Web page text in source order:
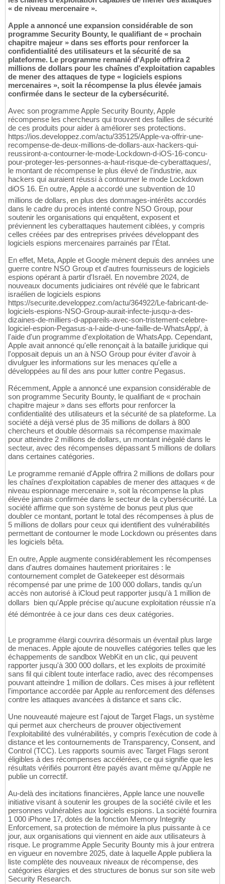
« de niveau mercenaire ».
Apple a annoncé une expansion considérable de son
programme Security Bounty, le qualifiant de « prochain
chapitre majeur » dans ses efforts pour renforcer la
confidentialité des utilisateurs et la sécurité de sa
plateforme. Le programme remanié d'Apple offrira 2
millions de dollars pour les chaînes d'exploitation capables
de mener des attaques de type « logiciels espions
mercenaires », soit la récompense la plus élevée jamais
confirmée dans le secteur de la cybersécurité.
Avec son programme Apple Security Bounty, Apple
récompense les chercheurs qui trouvent des failles de sécurité
de ces produits pour aider à améliorer ses protections.
https://ios.developpez.com/actu/335125/Apple-va-offrir-une-
recompense-de-deux-millions-de-dollars-aux-hackers-qui-
reussiront-a-contourner-le-mode-Lockdown-d-iOS-16-concu-
pour-proteger-les-personnes-a-haut-risque-de-cyberattaques/,
le montant de récompense le plus élevé de l'industrie, aux
hackers qui auraient réussi à contourner le mode Lockdown
diOS 16. En outre, Apple a accordé une subvention de 10
millions de dollars, en plus des dommages-intérêts accordés
dans le cadre du procès intenté contre NSO Group, pour
soutenir les organisations qui enquêtent, exposent et
préviennent les cyberattaques hautement ciblées, y compris
celles créées par des entreprises privées développant des
logiciels espions mercenaires parrainés par l'État.
En effet, Meta, Apple et Google mènent depuis des années une
guerre contre NSO Group et d'autres fournisseurs de logiciels
espions opérant à partir d'Israël. En novembre 2024, de
nouveaux documents judiciaires ont révélé que le fabricant
israélien de logiciels espions
https://securite.developpez.com/actu/364922/Le-fabricant-de-
logiciels-espions-NSO-Group-aurait-infecte-jusqu-a-des-
dizaines-de-milliers-d-appareils-avec-son-tristement-celebre-
logiciel-espion-Pegasus-a-l-aide-d-une-faille-de-WhatsApp/, à
l'aide d'un programme d'exploitation de WhatsApp. Cependant,
Apple avait annoncé qu'elle renonçait à la bataille juridique qui
l'opposait depuis un an à NSO Group pour éviter d'avoir à
divulguer les informations sur les menaces qu'elle a
développées au fil des ans pour lutter contre Pegasus.
Récemment, Apple a annoncé une expansion considérable de
son programme Security Bounty, le qualifiant de « prochain
chapitre majeur » dans ses efforts pour renforcer la
confidentialité des utilisateurs et la sécurité de sa plateforme. La
société a déjà versé plus de 35 millions de dollars à 800
chercheurs et double désormais sa récompense maximale
pour atteindre 2 millions de dollars, un montant inégalé dans le
secteur, avec des récompenses dépassant 5 millions de dollars
dans certaines catégories.
Le programme remanié d'Apple offrira 2 millions de dollars pour
les chaînes d'exploitation capables de mener des attaques « de
niveau espionnage mercenaire », soit la récompense la plus
élevée jamais confirmée dans le secteur de la cybersécurité. La
société affirme que son système de bonus peut plus que
doubler ce montant, portant le total des récompenses à plus de
5 millions de dollars pour ceux qui identifient des vulnérabilités
permettant de contourner le mode Lockdown ou présentes dans
les logiciels bêta.
En outre, Apple augmente considérablement les récompenses
dans d'autres domaines hautement prioritaires : le
contournement complet de Gatekeeper est désormais
récompensé par une prime de 100 000 dollars, tandis qu'un
accès non autorisé à iCloud peut rapporter jusqu'à 1 million de
dollars  bien qu'Apple précise qu'aucune exploitation réussie n'a
été démontrée à ce jour dans ces deux catégories.
Le programme élargi couvrira désormais un éventail plus large
de menaces. Apple ajoute de nouvelles catégories telles que les
échappements de sandbox WebKit en un clic, qui peuvent
rapporter jusqu'à 300 000 dollars, et les exploits de proximité
sans fil qui ciblent toute interface radio, avec des récompenses
pouvant atteindre 1 million de dollars. Ces mises à jour reflètent
l'importance accordée par Apple au renforcement des défenses
contre les attaques avancées à distance et sans clic.
Une nouveauté majeure est l'ajout de Target Flags, un système
qui permet aux chercheurs de prouver objectivement
l'exploitabilité des vulnérabilités, y compris l'exécution de code à
distance et les contournements de Transparency, Consent, and
Control (TCC). Les rapports soumis avec Target Flags seront
éligibles à des récompenses accélérées, ce qui signifie que les
résultats vérifiés pourront être payés avant même qu'Apple ne
publie un correctif.
Au-delà des incitations financières, Apple lance une nouvelle
initiative visant à soutenir les groupes de la société civile et les
personnes vulnérables aux logiciels espions. La société fournira
1 000 iPhone 17, dotés de la fonction Memory Integrity
Enforcement, sa protection de mémoire la plus puissante à ce
jour, aux organisations qui viennent en aide aux utilisateurs à
risque. Le programme Apple Security Bounty mis à jour entrera
en vigueur en novembre 2025, date à laquelle Apple publiera la
liste complète des nouveaux niveaux de récompense, des
catégories élargies et des structures de bonus sur son site web
Security Research.